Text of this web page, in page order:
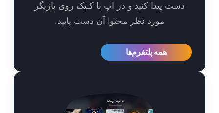
پیدا کنید و در اپ با کلیک روی بازیگر
مورد نظر محتوا آن دست یابید.
همه پلتفرم‌ها